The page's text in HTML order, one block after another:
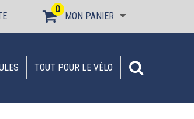
MON PANIER
0
TOUT POUR LE VÉLO